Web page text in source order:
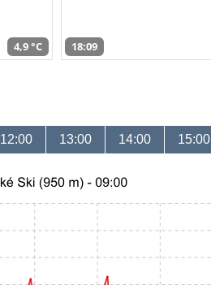
4,9 °C 18:09
12:00 13:00 14:00 15:00